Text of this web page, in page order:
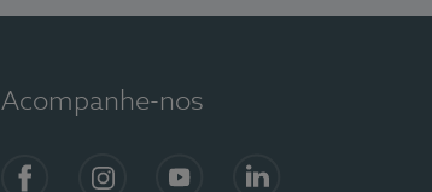
Acompanhe-nos